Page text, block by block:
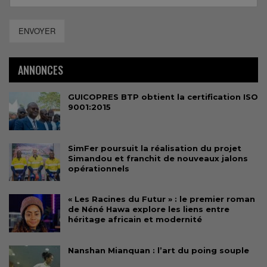
ENVOYER
ANNONCES
GUICOPRES BTP obtient la certification ISO
9001:2015
SimFer poursuit la réalisation du projet
Simandou et franchit de nouveaux jalons
opérationnels
« Les Racines du Futur » : le premier roman
de Néné Hawa explore les liens entre
héritage africain et modernité
Nanshan Mianquan : l’art du poing souple